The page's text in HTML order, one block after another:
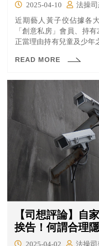
2025-04-10
法操
近期藝人黃子佼佔據各
「創意私房」會員、持
正當理由持有兒童及少年
媒體鏡頭鞠躬5秒，外界
READ MORE
【司想評論】自
挨告！何謂合理
2025-04-02
法操司